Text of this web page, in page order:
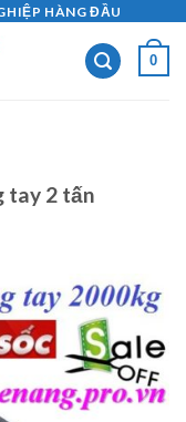
HÀNG ĐẦU
0
tay 2 tấn